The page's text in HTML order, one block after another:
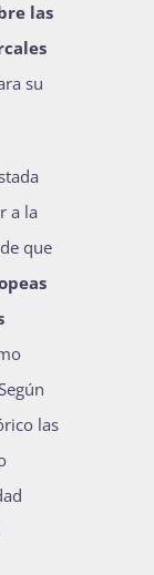
las
su
a la
que
las